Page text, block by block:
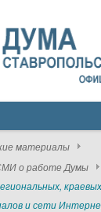
материалы
о работе Думы
и сети